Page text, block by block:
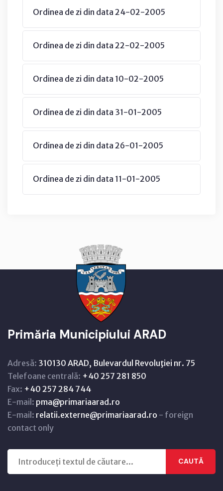
Ordinea de zi din data 24-02-2005
Ordinea de zi din data 22-02-2005
Ordinea de zi din data 10-02-2005
Ordinea de zi din data 31-01-2005
Ordinea de zi din data 26-01-2005
Ordinea de zi din data 11-01-2005
Primăria Municipiului ARAD
Adresă: 310130 ARAD, Bulevardul Revoluţiei nr. 75
Telefoane centrală: +40 257 281 850
Fax: +40 257 284 744
E-mail: pma@primariaarad.ro
E-mail: relatii.externe@primariaarad.ro - foreign
contact only
CAUTĂ